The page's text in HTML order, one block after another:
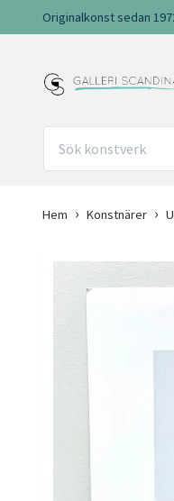
Originalkonst sedan
Hem Konstnärer